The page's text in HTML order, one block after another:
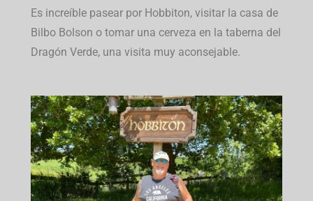
Es increíble pasear por Hobbiton, visitar la casa de
Bilbo Bolson o tomar una cerveza en la taberna del
Dragón Verde, una visita muy aconsejable.